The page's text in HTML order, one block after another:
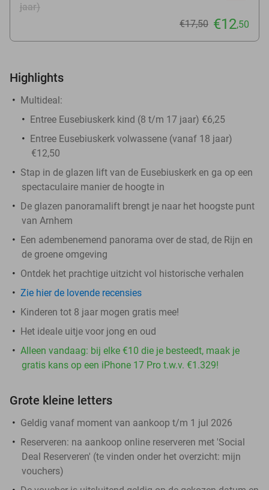
jaar)
€17,50 €12,50
Highlights
Multideal:
Entree Eusebiuskerk kind (8 t/m 17 jaar) €6,25
Entree Eusebiuskerk volwassene (vanaf 18 jaar)
€12,50
Stap in de glazen lift van de Eusebiuskerk en ga op een
spectaculaire manier de hoogte in
De glazen panoramalift brengt je naar het hoogste punt
van Arnhem
Een adembenemend panorama over de stad, de Rijn en
de groene omgeving
Ontdek het prachtige uitzicht vol historische verhalen
Zie hier de lovende recensies
Kinderen tot 8 jaar mogen gratis mee!
Het ideale uitje voor jong en oud
Alleen vandaag: bij elke €10 die je besteedt, maak je
gratis kans op een iPhone 17 Pro t.w.v. €1.329!
Grote kleine letters
Geldig vanaf moment van aankoop t/m 1 jul 2026
Reserveren: na aankoop online reserveren met 'Social
Deal Reserveren' (te vinden onder het overzicht: mijn
vouchers)